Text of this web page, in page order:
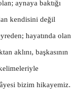
aynaya baktığı
kendisini değil
hayatında olan
aklını, başkasının
bizim hikayemiz.